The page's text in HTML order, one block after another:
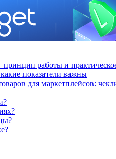
работы и
показатели важны
для маркетплейсов: